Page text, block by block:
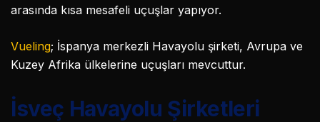
arasında kısa mesafeli uçuşlar yapıyor.
Vueling; İspanya merkezli Havayolu şirketi, Avrupa ve
Kuzey Afrika ülkelerine uçuşları mevcuttur.
İsveç Havayolu Şirketleri